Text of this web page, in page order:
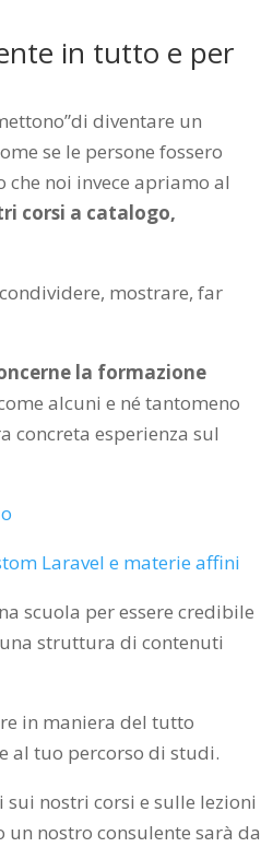
in tutto e per
diventare un
se le persone fossero
che noi invece apriamo al
corsi a catalogo,
mostrare, far
la formazione
alcuni e né tantomeno
concreta esperienza sul
Laravel e materie affini
scuola per essere credibile
struttura di contenuti
in maniera del tutto
al tuo percorso di studi.
nostri corsi e sulle lezioni
un nostro consulente sarà da